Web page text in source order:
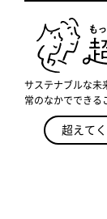
サステナブルな未
常のなかでできる
超えて